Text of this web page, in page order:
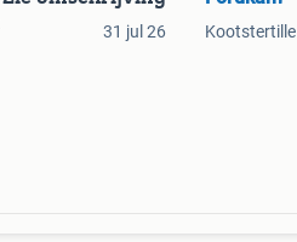
31 jul 26 Kootstertille